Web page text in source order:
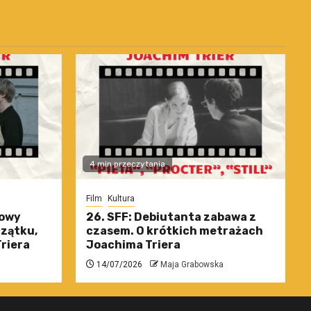
4 min przeczytania
Film Kultura
26. SFF: Debiutanta zabawa z
czasem. O krótkich metrażach
Joachima Triera
14/07/2026 Maja Grabowska